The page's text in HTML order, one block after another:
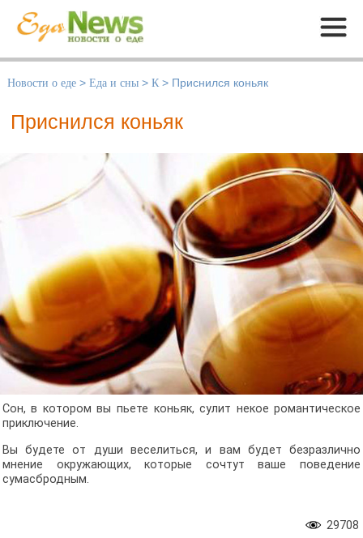
Меню
Новости о еде > Еда и сны > К> Приснился коньяк
Приснился коньяк
Сон, в котором вы пьете коньяк, сулит некое романтическое
приключение.
Вы будете от души веселиться, и вам будет безразлично
мнение окружающих, которые сочтут ваше поведение
сумасбродным.
29708